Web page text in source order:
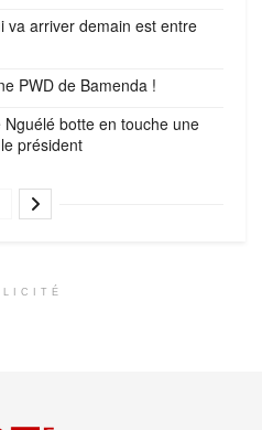
va arriver demain est entre
PWD de Bamenda !
botte en touche une
président